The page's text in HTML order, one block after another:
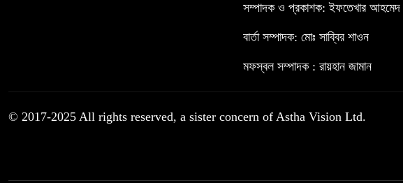
সম্পাদক ও প্রকাশক: ইফতেখার আহমেদ
বার্তা সম্পাদক: মোঃ সাব্বির শাওন
মফস্বল সম্পাদক : রায়হান জামান
© 2017-2025 All rights reserved, a sister concern of Astha Vision Ltd.